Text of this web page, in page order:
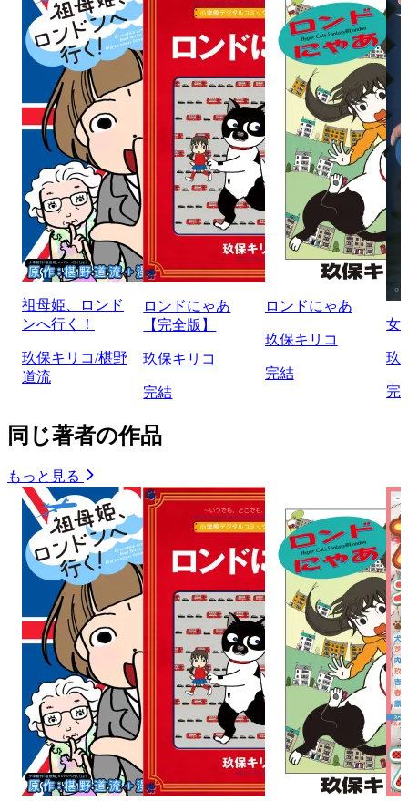
祖母姫、ロンド
ンへ行く！
玖保キリコ/椹野
道流
ロンドにゃあ
【完全版】
玖保キリコ
完結
ロンドにゃあ
玖保キリコ
完結
女
玖
完
同じ著者の作品
もっと見る